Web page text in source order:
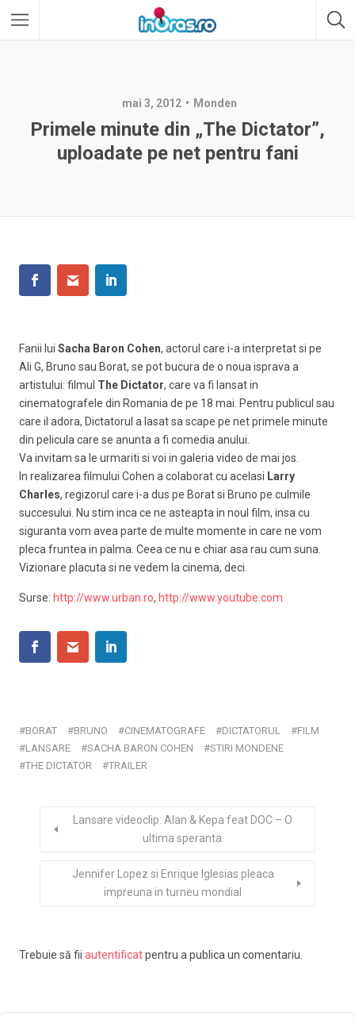
mai 3, 2012 Monden
Primele minute din „The Dictator”,
uploadate pe net pentru fani
Fanii lui Sacha Baron Cohen, actorul care i-a interpretat si pe
Ali G, Bruno sau Borat, se pot bucura de o noua isprava a
artistului: filmul The Dictator, care va fi lansat in
cinematografele din Romania de pe 18 mai. Pentru publicul sau
care il adora, Dictatorul a lasat sa scape pe net primele minute
din pelicula care se anunta a fi comedia anului.
Va invitam sa le urmariti si voi in galeria video de mai jos.
In realizarea filmului Cohen a colaborat cu acelasi Larry
Charles, regizorul care i-a dus pe Borat si Bruno pe culmile
succesului. Nu stim inca ce ne asteapta in noul film, insa cu
siguranta vom avea parte de multe momente in care ne vom
pleca fruntea in palma. Ceea ce nu e chiar asa rau cum suna.
Vizionare placuta si ne vedem la cinema, deci.
Surse: http://www.urban.ro, http://www.youtube.com
BORAT BRUNO CINEMATOGRAFE DICTATORUL
FILM
LANSARE
SACHA BARON COHEN
STIRI MONDENE
THE DICTATOR
TRAILER
Lansare videoclip: Alan & Kepa feat DOC – O
ultima speranta
Jennifer Lopez si Enrique Iglesias pleaca
impreuna in turneu mondial
Trebuie să fii autentificatpentru a publica un comentariu.